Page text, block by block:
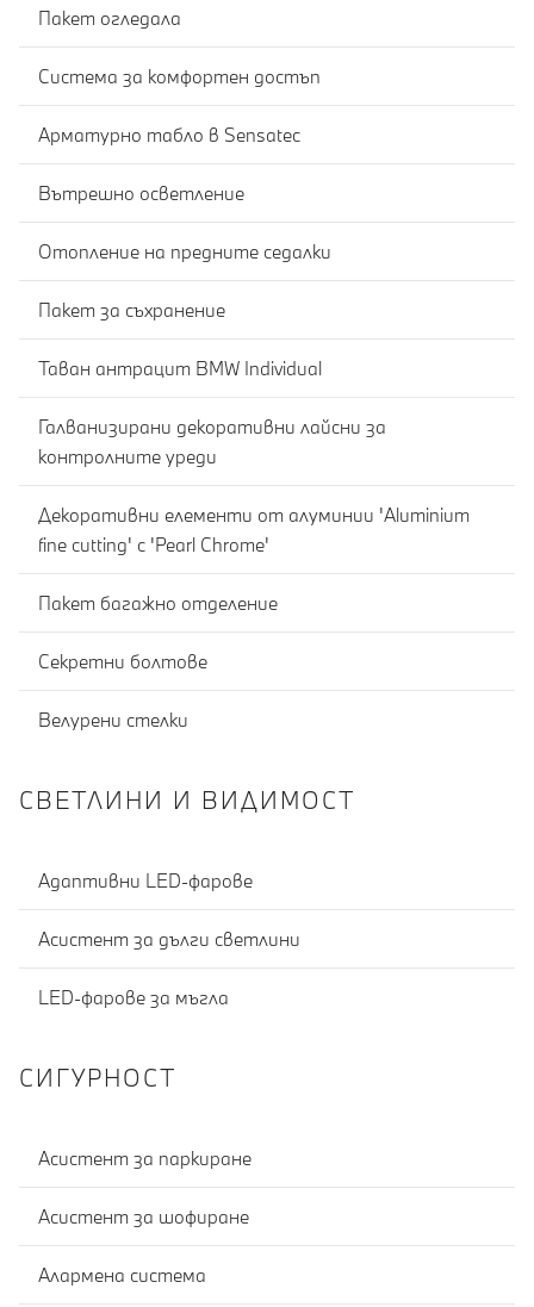
Пакет огледала
Система за комфортен достъп
Арматурно табло в Sensatec
Вътрешно осветление
Отопление на предните седалки
Пакет за съхранение
Таван антрацит BMW Individual
Галванизирани декоративни лайсни за
контролните уреди
Декоративни елементи от алуминии 'Aluminium
fine cutting' с 'Pearl Chrome'
Пакет багажно отделение
Секретни болтове
Велурени стелки
СВЕТЛИНИ И ВИДИМОСТ
Адаптивни LED-фарове
Асистент за дълги светлини
LED-фарове за мъгла
СИГУРНОСТ
Асистент за паркиране
Асистент за шофиране
Алармена система